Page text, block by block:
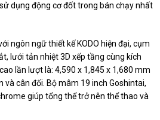
dụng động cơ đốt trong bán chạy nhất
ngôn ngữ thiết kế KODO hiện đại, cụm
lưới tản nhiệt 3D xếp tầng cùng kích
lần lượt là: 4,590 x 1,845 x 1,680 mm
và cân đối. Bộ mâm 19 inch Goshintai,
giúp tổng thể trở nên thể thao và